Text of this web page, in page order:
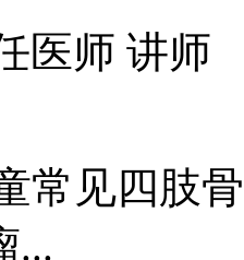
医师 讲师
常见四肢
...